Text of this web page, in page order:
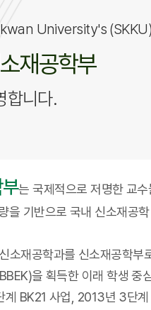
University's
재공학부
합니다.
는 국제적으로 저명한 교
을 기반으로 국내 신소재공
재공학과를 신소재공학
을 획득한 이래 학생 중
BK21 사업, 2013년 3단